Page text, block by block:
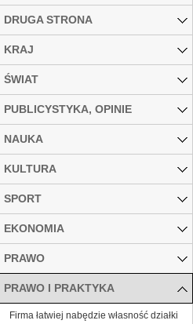
DRUGA STRONA
KRAJ
ŚWIAT
PUBLICYSTYKA, OPINIE
NAUKA
KULTURA
SPORT
EKONOMIA
PRAWO
PRAWO I PRAKTYKA
Firma łatwiej nabędzie własność działki